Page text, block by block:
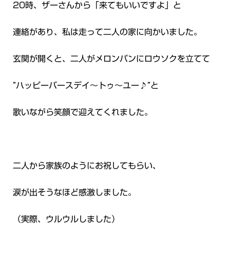
20時、ザーさんから「来てもいいですよ」と
連絡があり、私は走って二人の家に向かいました。
玄関が開くと、二人がメロンパンにロウソクを立てて
”ハッピーバースデイ～トゥ～ユー♪”と
歌いながら笑顔で迎えてくれました。
二人から家族のようにお祝してもらい、
涙が出そうなほど感激しました。
（実際、ウルウルしました）